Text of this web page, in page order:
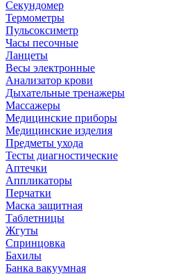
Секундомер
Термометры
Пульсоксиметр
Часы песочные
Ланцеты
Весы электронные
Анализатор крови
Дыхательные тренажеры
Массажеры
Медицинские приборы
Медицинские изделия
Предметы ухода
Тесты диагностические
Аптечки
Аппликаторы
Перчатки
Маска защитная
Таблетницы
Жгуты
Спринцовка
Бахилы
Банка вакуумная